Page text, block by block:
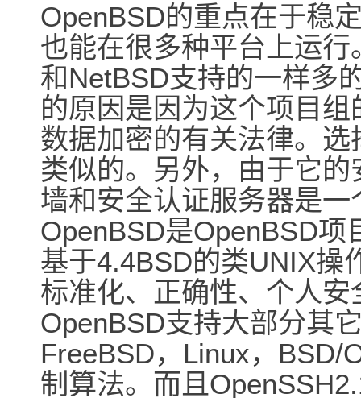
OpenBSD的重点在于稳
也能在很多种平台上运
和NetBSD支持的一样多
的原因是因为这个项目
数据加密的有关法律。
类似的。另外，由于它
墙和安全认证服务器是
OpenBSD是OpenBSD
基于4.4BSD的类UNIX操
标准化、正确性、个人
OpenBSD支持大部分其
FreeBSD，Linux，BSD/
制算法。而且